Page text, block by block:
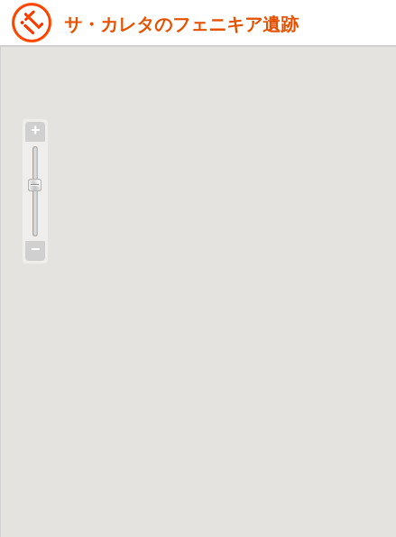
サ・カレタのフェニキア遺跡
+
−